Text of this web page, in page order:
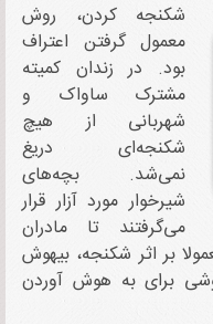
شکنجه کردن، روش
معمول گرفتن اعتراف
بود. در زندان کمیته
مشترک ساواک و
شهربانی از هیچ
شکنجه‌ای دریغ
نمی‌شد. بچه‌های
شیرخوار مورد آزار قرار
می‌گرفتند تا مادران
بر اثر شکنجه، بیهوش
برای به هوش آوردن